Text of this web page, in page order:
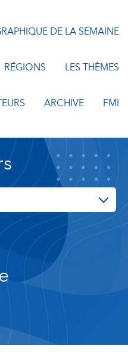
DE LA SEMAINE
RÉGIONS LES THÈMES
ARCHIVE FMI